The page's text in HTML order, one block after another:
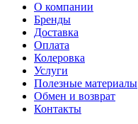
О компании
Бренды
Доставка
Оплата
Колеровка
Услуги
Полезные материалы
Обмен и возврат
Контакты